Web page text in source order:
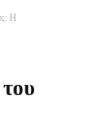
Η